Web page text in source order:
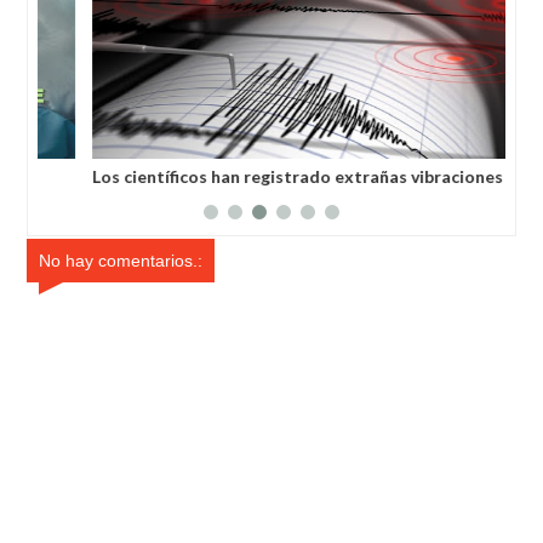
Los científicos han registrado extrañas vibraciones
No hay comentarios.: